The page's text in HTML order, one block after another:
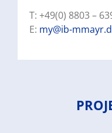
T: +49(0) 8803 –
E: my@ib-